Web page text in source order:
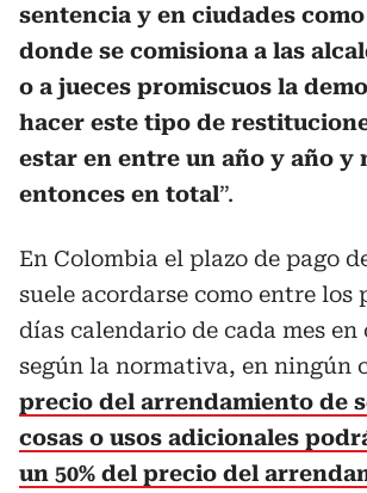
sentencia y en ciudades
donde se comisiona a las
o a jueces promiscuos la
hacer este tipo de
estar en entre un año y año y
entonces en total”.
En Colombia el plazo de pago
suele acordarse como entre los
días calendario de cada mes en
según la normativa, en ningún
precio del arrendamiento de
cosas o usos adicionales
un 50% del precio del